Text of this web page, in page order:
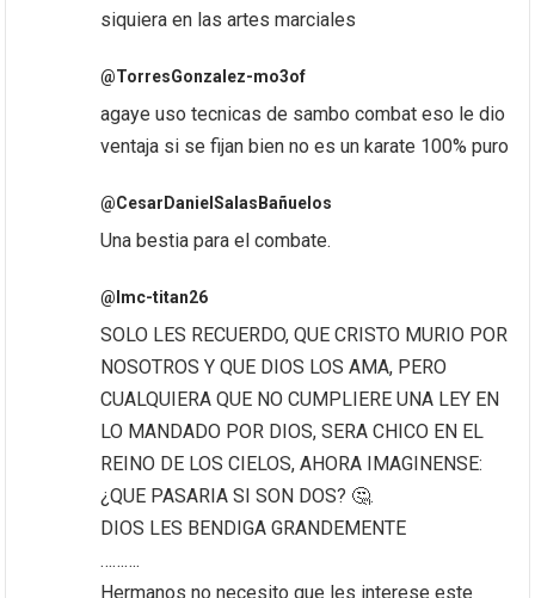
siquiera en las artes marciales
@TorresGonzalez-mo3of
agaye uso tecnicas de sambo combat eso le dio
ventaja si se fijan bien no es un karate 100% puro
@CesarDanielSalasBañuelos
Una bestia para el combate.
@lmc-titan26
SOLO LES RECUERDO, QUE CRISTO MURIO POR
NOSOTROS Y QUE DIOS LOS AMA, PERO
CUALQUIERA QUE NO CUMPLIERE UNA LEY EN
LO MANDADO POR DIOS, SERA CHICO EN EL
REINO DE LOS CIELOS, AHORA IMAGINENSE:
¿QUE PASARIA SI SON DOS? 🤔.
DIOS LES BENDIGA GRANDEMENTE
……….
Hermanos no necesito que les interese este